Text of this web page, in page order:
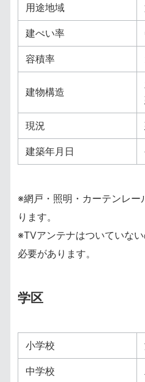
用途地域
建ぺい率
容積率
建物構造
現況
建築年月日
※網戸・照明・カーテンレー
ります。
※TVアンテナはついていな
必要があります。
学区
小学校
中学校